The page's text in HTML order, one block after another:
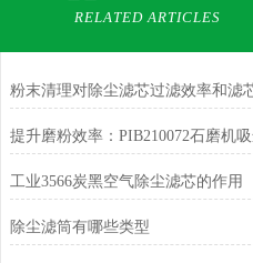
RELATED ARTICLES
工业3566炭黑空气除尘滤芯的作用
除尘滤筒有哪些类型